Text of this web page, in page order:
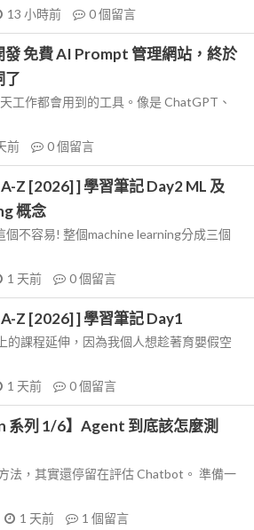
13 小時前 0個留言
發 免費 AI Prompt 管理網站，終於
了
工作都會用到的工具。像是 ChatGPT、
前 0個留言
Z [2026] ] 學習筆記 Day2 ML 及
概念
不容易! 整個machine learning分成三個
1 天前 0個留言
Z [2026] ] 學習筆記 Day1
的課程延伸，因為我個人想趁著育嬰假空
1 天前 0個留言
系列 1/6】Agent 到底該怎麼測
法，其實還停留在評估 Chatbot。 準備一
1 天前 1 個留言